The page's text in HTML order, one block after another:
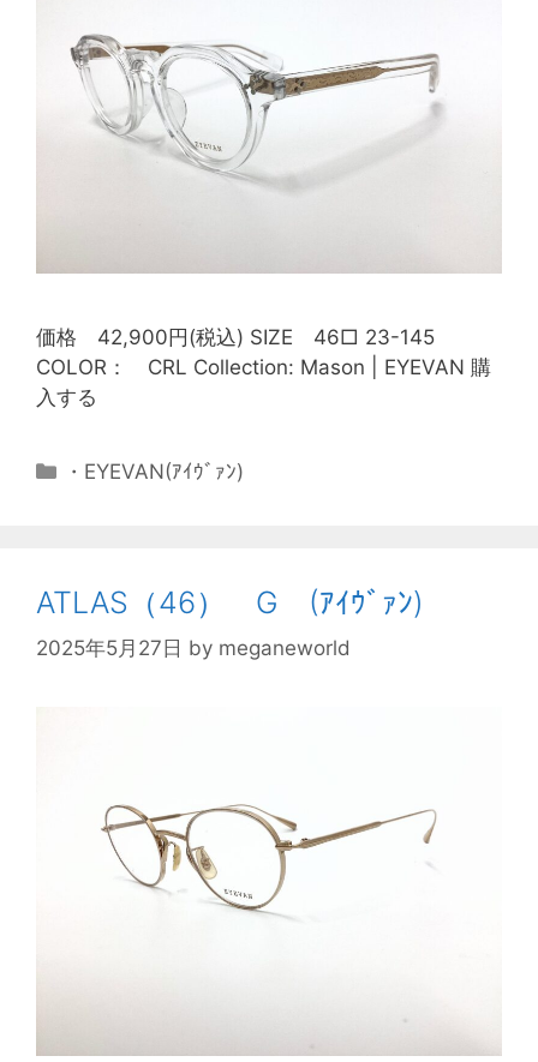
価格 42,900円(税込) SIZE 46□ 23-145
COLOR： CRL Collection: Mason | EYEVAN 購
入する
・EYEVAN(ｱｲｳﾞｧﾝ)
ATLAS（46） G (ｱｲｳﾞｧﾝ)
2025年5月27日 by meganeworld